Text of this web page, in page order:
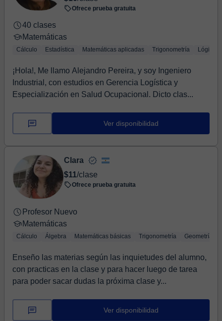
Ofrece prueba gratuita
40 clases
Matemáticas
Cálculo Estadística Matemáticas aplicadas Trigonometría Lógica
¡Hola!, Me llamo Alejandro Pereira, y soy Ingeniero
Industrial, con estudios en Gerencia Logística y
Especialización en Salud Ocupacional. Dicto clas...
Ver disponibilidad
Clara
$11/clase
Ofrece prueba gratuita
Profesor Nuevo
Matemáticas
Cálculo Álgebra Matemáticas básicas Trigonometría Geometría
Enseño las materias según las inquietudes del alumno,
con practicas en la clase y para hacer luego de tarea
para poder sacar dudas la próxima clase y...
Ver disponibilidad